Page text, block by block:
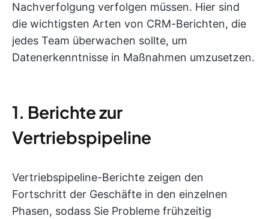
Nachverfolgung verfolgen müssen. Hier sind
die wichtigsten Arten von CRM-Berichten, die
jedes Team überwachen sollte, um
Datenerkenntnisse in Maßnahmen umzusetzen.
1. Berichte zur
Vertriebspipeline
Vertriebspipeline-Berichte zeigen den
Fortschritt der Geschäfte in den einzelnen
Phasen, sodass Sie Probleme frühzeitig